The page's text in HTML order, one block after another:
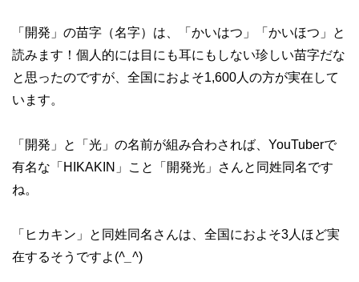
「開発」の苗字（名字）は、「かいはつ」「かいほつ」と
読みます！個人的には目にも耳にもしない珍しい苗字だな
と思ったのですが、全国におよそ1,600人の方が実在して
います。
「開発」と「光」の名前が組み合わされば、YouTuberで
有名な「HIKAKIN」こと「開発光」さんと同姓同名です
ね。
「ヒカキン」と同姓同名さんは、全国におよそ3人ほど実
在するそうですよ(^_^)